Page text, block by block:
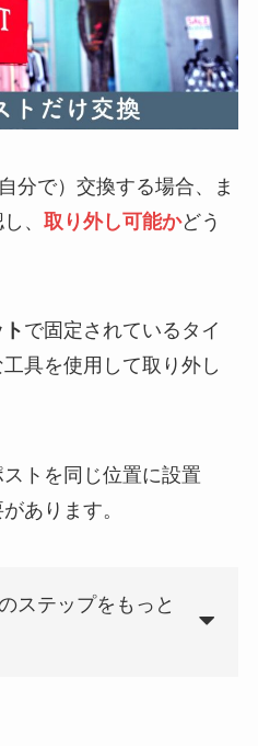
分で）交換する場合、ま
、 取り外し可能かどう
で固定されているタイ
具を使用して取り外し
トを同じ位置に設置
あります。
ステップをもっと